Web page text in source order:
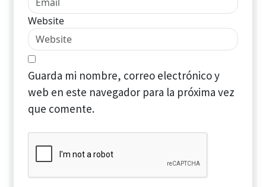
Website
Guarda mi nombre, correo electrónico y
web en este navegador para la próxima vez
que comente.